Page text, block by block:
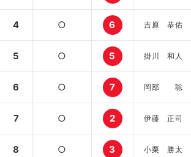
4 ○ 6 吉原 恭佑
5 ○ 5 掛川 和人
6 ○ 7 岡部 聡
7 ○ 2 伊藤 正司
8 ○ 3 小栗 勝太